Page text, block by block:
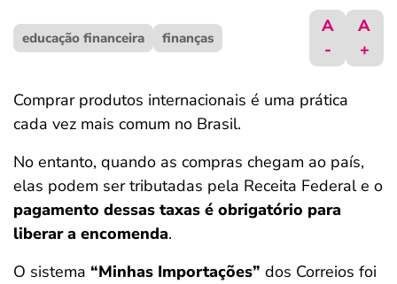
educação financeira finanças
A
-
A
+
Comprar produtos internacionais é uma prática
cada vez mais comum no Brasil.
No entanto, quando as compras chegam ao país,
elas podem ser tributadas pela Receita Federal e o
pagamento dessas taxas é obrigatório para
liberar a encomenda.
O sistema “Minhas Importações” dos Correios foi